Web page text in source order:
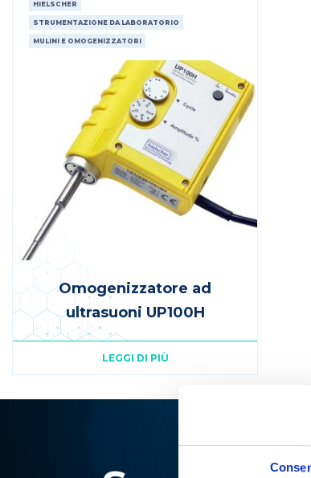
HIELSCHER
STRUMENTAZIONE DA LABORATORIO
MULINI E OMOGENIZZATORI
Omogenizzatore ad
ultrasuoni UP100H
LEGGI DI PIÙ